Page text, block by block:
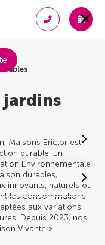
jardins
Maisons Ericlor est
durable. En
Environnementale
durables,
innovants, naturels ou
les consommations
aux variations
Depuis 2023, nos
Vivante ».